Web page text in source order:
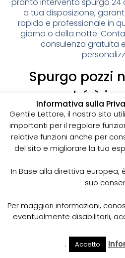
pronto intervento spurgo 24
a tua disposizione,
rapido e professionale in
giorno o della notte.
consulenza gratuita
Spurgo pozzi
perché è
I pozzi neri sono delle
per la raccolta delle
soprattutto in zone dove
sistema di smaltimento
spurgo dei pozzi neri è
e prevenire il rischio di
Come funziona lo
Lo spurgo dei pozzi neri
specifiche, in grado di
acque reflue e i sedimenti
Cerca
Informativa sulla
Gentile Lettore, il nostro sito
importanti per il regolare
relative funzioni anche per
del sito e migliorare la tua
In Base alla direttiva europea,
suo
Per maggiori informazioni,
eventualmente disabilitarli,
. Accetto